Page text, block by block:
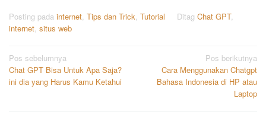
Posting pada internet Tips dan Trick Tutorial Ditag Chat GPT,
internet situs web
Navigasi
pos
Pos sebelumnya
Chat GPT Bisa Untuk Apa Saja?
ini dia yang Harus Kamu Ketahui
Pos berikutnya
Cara Menggunakan Chatgpt
Bahasa Indonesia di HP atau
Laptop